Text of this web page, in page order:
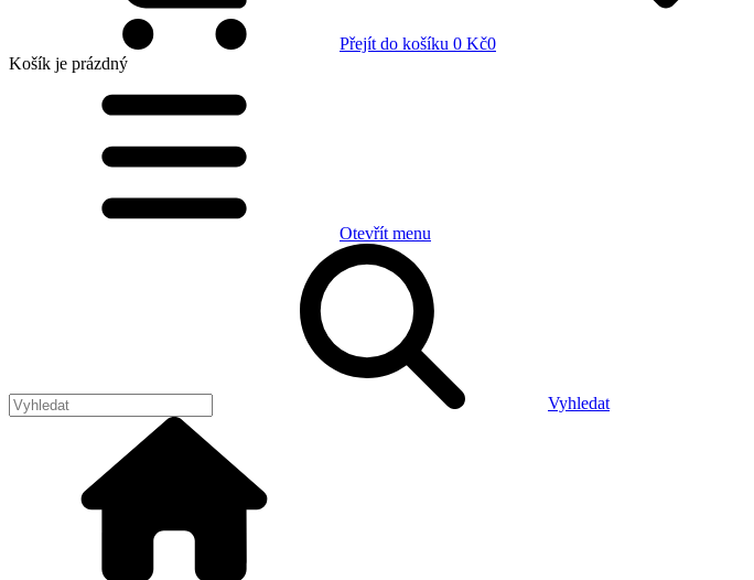
Přejít do košíku 0 Kč0
Košík je prázdný
Otevřít menu
Vyhledat